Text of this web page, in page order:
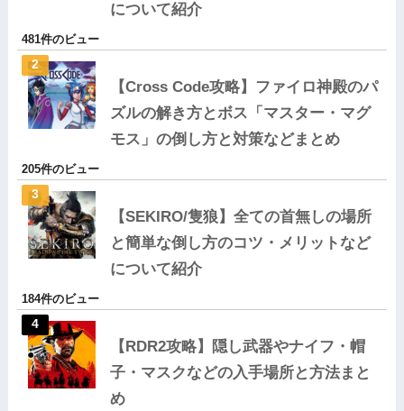
について紹介
481件のビュー
【Cross Code攻略】ファイロ神殿のパ
ズルの解き方とボス「マスター・マグ
モス」の倒し方と対策などまとめ
205件のビュー
【SEKIRO/隻狼】全ての首無しの場所
と簡単な倒し方のコツ・メリットなど
について紹介
184件のビュー
【RDR2攻略】隠し武器やナイフ・帽
子・マスクなどの入手場所と方法まと
め